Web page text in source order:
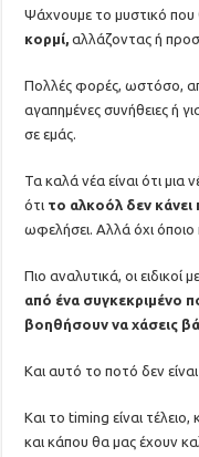
Ψάχνουμε το μυστικό που
κορμί,αλλάζοντας ή
Πολλές φορές, ωστόσο,
αγαπημένες συνήθειες ή
σε εμάς.
Τα καλά νέα είναι ότι μια
ότι το αλκοόλ δεν
ωφελήσει. Αλλά όχι όποιο
Πιο αναλυτικά, οι ειδικοί
από ένα συγκεκριμένο
βοηθήσουν να χάσεις
Και αυτό το ποτό δεν
Και το timing είναι
και κάπου θα μας έχουν